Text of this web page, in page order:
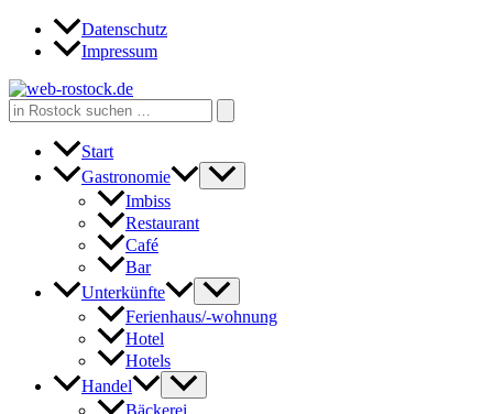
Zum
Inhalt
Datenschutz
Impressum
Search
for:
Start
Gastronomie
Imbiss
Restaurant
Café
Bar
Unterkünfte
Ferienhaus/-wohnung
Hotel
Hotels
Handel